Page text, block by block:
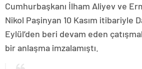
Cumhurbaşkanı İlham Aliyev ve
Nikol Paşinyan 10 Kasım itibariyle
Eylül’den beri devam eden
bir anlaşma imzalamıştı.